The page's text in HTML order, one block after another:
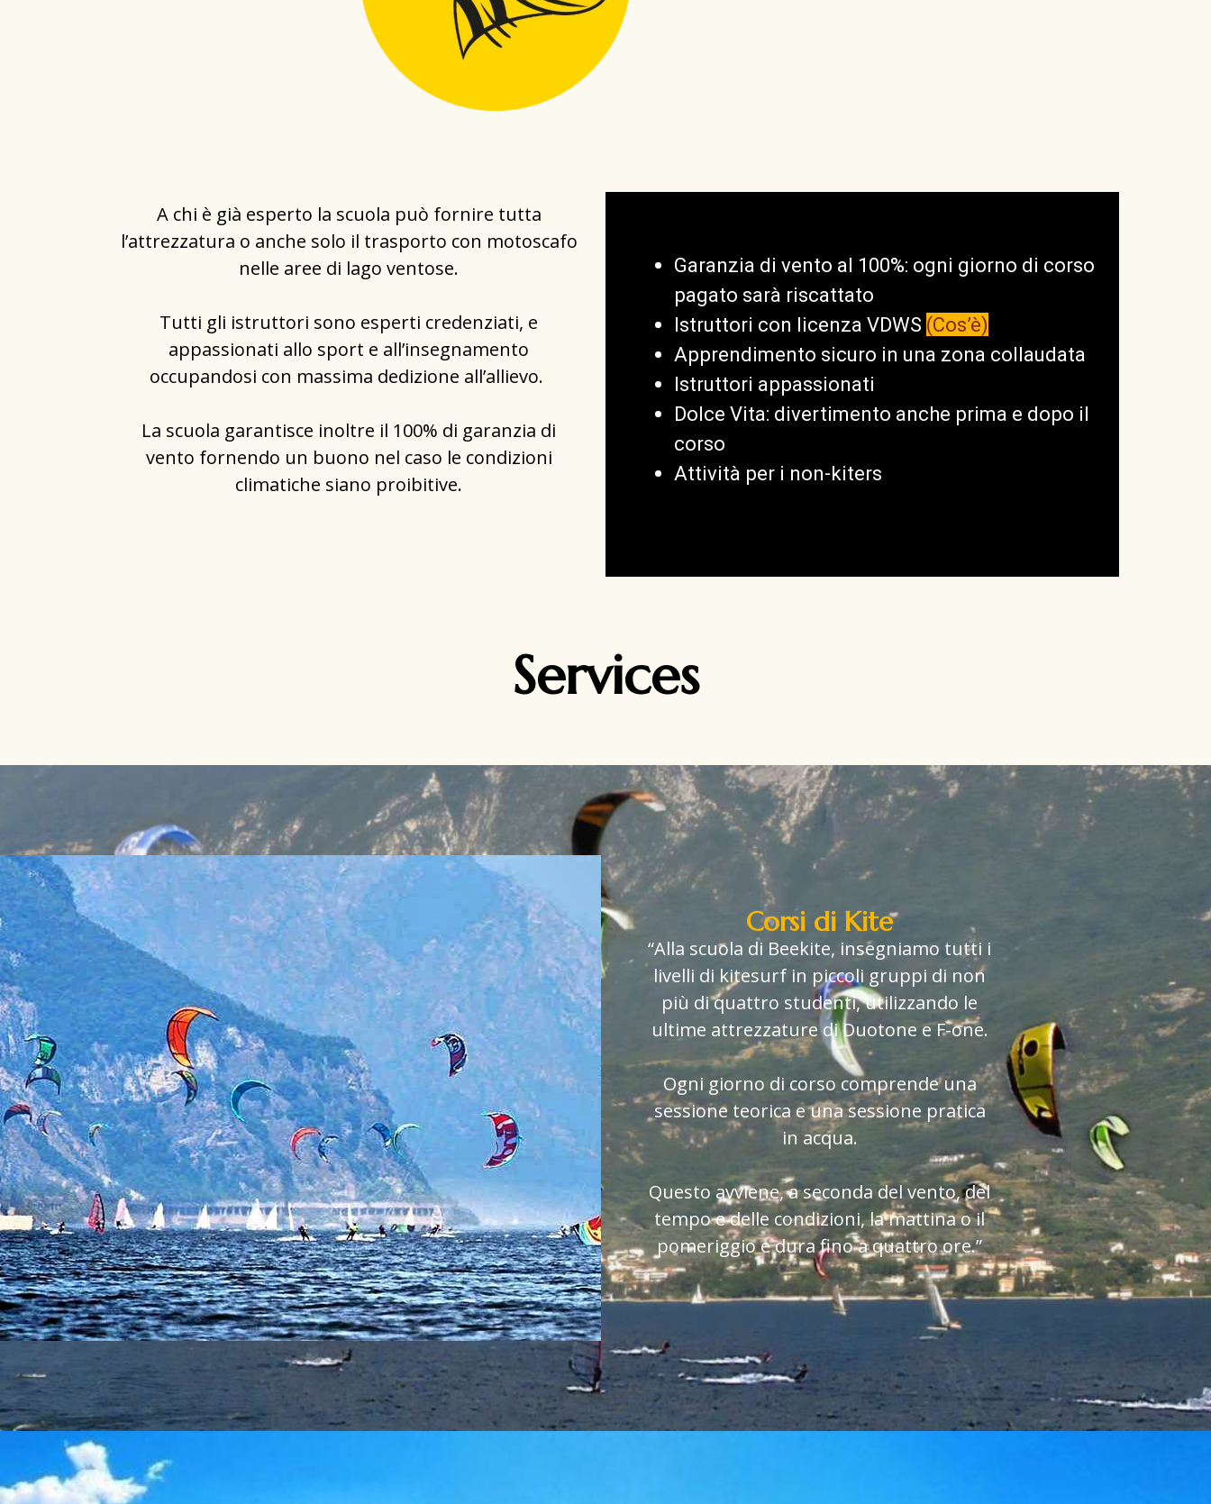
A chi è già esperto la scuola può fornire tutta
l’attrezzatura o anche solo il trasporto con motoscafo
nelle aree di lago ventose.
Tutti gli istruttori sono esperti credenziati, e
appassionati allo sport e all’insegnamento
occupandosi con massima dedizione all’allievo.
La scuola garantisce inoltre il 100% di garanzia di
vento fornendo un buono nel caso le condizioni
climatiche siano proibitive.
Garanzia di vento al 100%: ogni giorno di corso
pagato sarà riscattato
Istruttori con licenza VDWS (Cos’è)
Apprendimento sicuro in una zona collaudata
Istruttori appassionati
Dolce Vita: divertimento anche prima e dopo il
corso
Attività per i non-kiters
Services
Corsi di Kite
“Alla scuola di Beekite, insegniamo tutti i
livelli di kitesurf in piccoli gruppi di non
più di quattro studenti, utilizzando le
ultime attrezzature di Duotone e F-one.
Ogni giorno di corso comprende una
sessione teorica e una sessione pratica
in acqua.
Questo avviene, a seconda del vento, del
tempo e delle condizioni, la mattina o il
pomeriggio e dura fino a quattro ore.”